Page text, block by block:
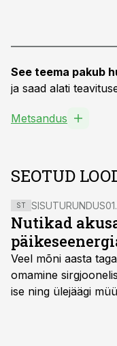
See teema pakub
ja saad alati
Metsandus
SEOTUD
ST SISUTURUNDUS
Nutikad
Veel mõni aasta
omamine
ise ning ülejäägi